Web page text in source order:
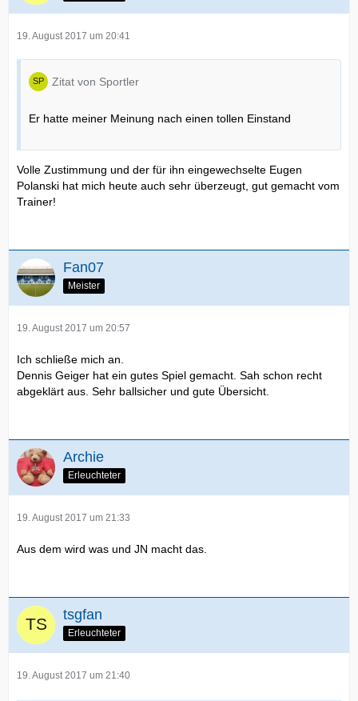
19. August 2017 um 20:41
Zitat von Sportler
Er hatte meiner Meinung nach einen tollen Einstand
Volle Zustimmung und der für ihn eingewechselte Eugen
Polanski hat mich heute auch sehr überzeugt, gut gemacht vom
Trainer!
Fan07
Meister
19. August 2017 um 20:57
Ich schließe mich an.
Dennis Geiger hat ein gutes Spiel gemacht. Sah schon recht
abgeklärt aus. Sehr ballsicher und gute Übersicht.
Archie
Erleuchteter
19. August 2017 um 21:33
Aus dem wird was und JN macht das.
tsgfan
Erleuchteter
19. August 2017 um 21:40